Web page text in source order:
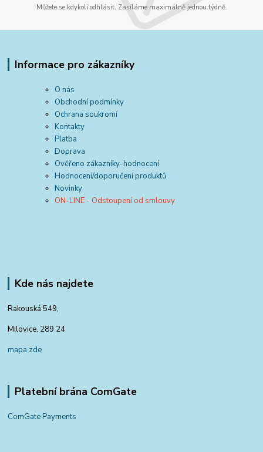
Můžete se kdykoli odhlásit. Zasíláme maximálně jednou týdně.
Informace pro zákazníky
O nás
Obchodní podmínky
Ochrana soukromí
Kontakty
Platba
Doprava
Ověřeno zákazníky-hodnocení
Hodnocení/doporučení produktů
Novinky
ON-LINE - Odstoupení od smlouvy
Kde nás najdete
Rakouská 549,
Milovice, 289 24
mapa zde
Platební brána ComGate
ComGate Payments